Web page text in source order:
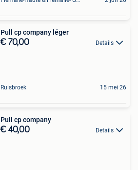
Pull cp company léger
€ 70,00 Details
Ruisbroek 15 mei 26
Pull cp company
€ 40,00 Details